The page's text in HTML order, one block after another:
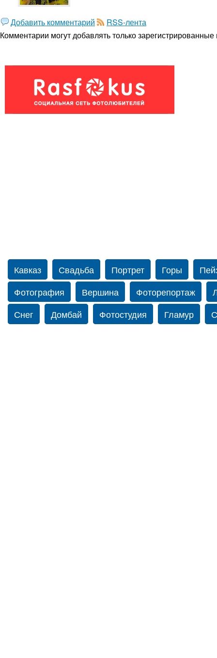
Добавить комментарий
RSS-лента
Комментарии могут добавлять толькозарегистрированные
Кавказ Свадьба Портрет Горы
Фотография
Вершина Фоторепортаж
Снег
Домбай Фотостудия Гламур